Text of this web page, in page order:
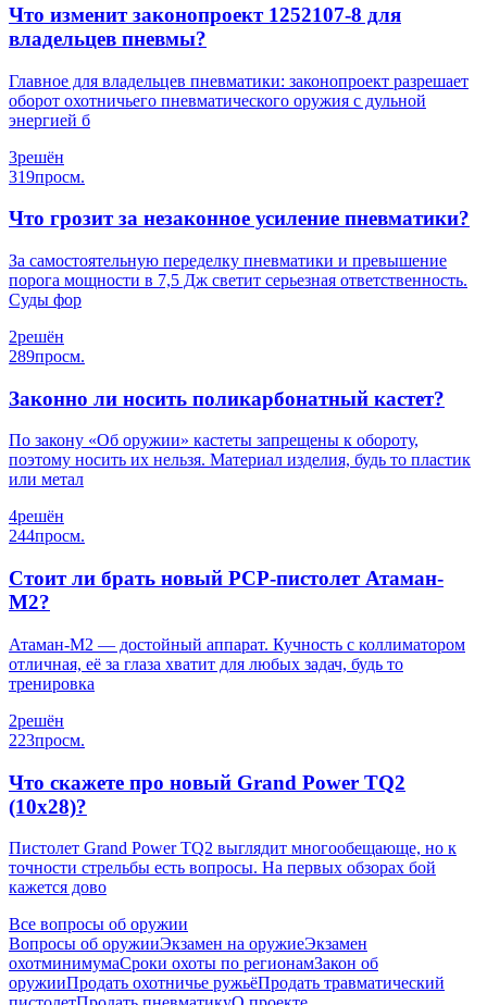
Что изменит законопроект 1252107-8 для
владельцев пневмы?
Главное для владельцев пневматики: законопроект разрешает
оборот охотничьего пневматического оружия с дульной
энергией б
3решён
319просм.
Что грозит за незаконное усиление пневматики?
За самостоятельную переделку пневматики и превышение
порога мощности в 7,5 Дж светит серьезная ответственность.
Суды фор
2решён
289просм.
Законно ли носить поликарбонатный кастет?
По закону «Об оружии» кастеты запрещены к обороту,
поэтому носить их нельзя. Материал изделия, будь то пластик
или метал
4решён
244просм.
Стоит ли брать новый PCP-пистолет Атаман-
М2?
Атаман-М2 — достойный аппарат. Кучность с коллиматором
отличная, её за глаза хватит для любых задач, будь то
тренировка
2решён
223просм.
Что скажете про новый Grand Power TQ2
(10x28)?
Пистолет Grand Power TQ2 выглядит многообещающе, но к
точности стрельбы есть вопросы. На первых обзорах бой
кажется дово
Все вопросы об оружии
Вопросы об оружииЭкзамен на оружиеЭкзамен
охотминимумаСроки охоты по регионамЗакон об
оружииПродать охотничье ружьёПродать травматический